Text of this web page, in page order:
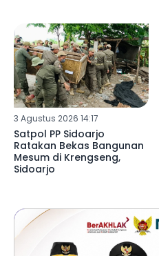
3 Agustus 2026 14:17
Satpol PP Sidoarjo
Ratakan Bekas Bangunan
Mesum di Krengseng,
Sidoarjo